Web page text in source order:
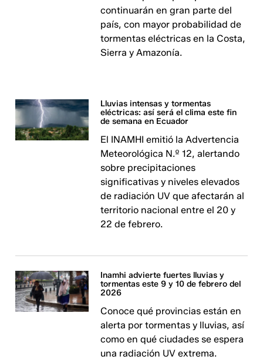
continuarán en gran parte del
país, con mayor probabilidad de
tormentas eléctricas en la Costa,
Sierra y Amazonía.
Lluvias intensas y tormentas
eléctricas: así será el clima este fin
de semana en Ecuador
El INAMHI emitió la Advertencia
Meteorológica N.º 12, alertando
sobre precipitaciones
significativas y niveles elevados
de radiación UV que afectarán al
territorio nacional entre el 20 y
22 de febrero.
Inamhi advierte fuertes lluvias y
tormentas este 9 y 10 de febrero del
2026
Conoce qué provincias están en
alerta por tormentas y lluvias, así
como en qué ciudades se espera
una radiación UV extrema.